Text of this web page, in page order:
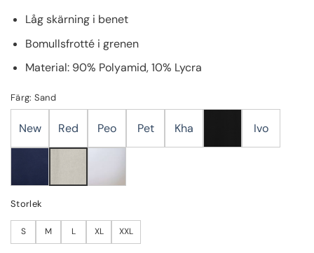
Låg skärning i benet
Bomullsfrotté i grenen
Material: 90% Polyamid, 10% Lycra
Färg: Sand
New Red Peo Pet Kha Ivo
Storlek
S M L XL XXL